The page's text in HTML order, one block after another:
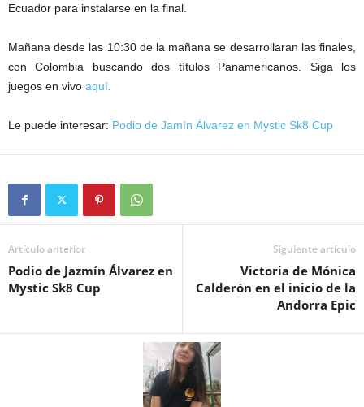
Ecuador para instalarse en la final.
Mañana desde las 10:30 de la mañana se desarrollaran las finales,
con Colombia buscando dos títulos Panamericanos. Siga los
juegos en vivo aquí
Le puede interesar: Podio de Jamín Álvarez en Mystic Sk8 Cup
Artículo anterior
Podio de Jazmín Álvarez en
Mystic Sk8 Cup
Siguiente artículo
Victoria de Mónica
Calderón en el inicio de la
Andorra Epic